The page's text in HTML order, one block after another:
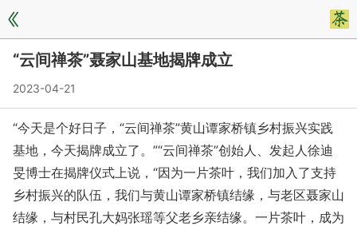
“云间禅茶”聂家山基地揭牌成立
2023-04-21
“今天是个好日子，“云间禅茶”黄山谭家桥镇乡村振兴实践
基地，今天揭牌成立了。”“云间禅茶”创始人、发起人徐迪
旻博士在揭牌仪式上说，“因为一片茶叶，我们加入了支持
乡村振兴的队伍，我们与黄山谭家桥镇结缘，与老区聂家山
结缘，与村民孔大妈张瑶等父老乡亲结缘。一片茶叶，成为